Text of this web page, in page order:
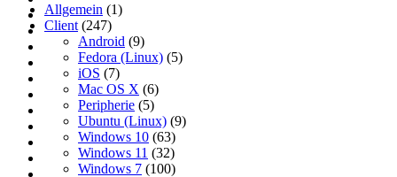
Allgemein (1)
Client (247)
Android (9)
Fedora (Linux) (5)
iOS (7)
Mac OS X (6)
Peripherie (5)
Ubuntu (Linux) (9)
Windows 10 (63)
Windows 11 (32)
Windows 7 (100)